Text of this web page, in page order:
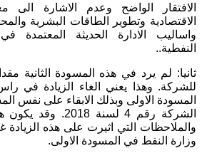
الافتقار الواضح وعدم الاشارة الى
الاقتصادية وتطوير الطاقات البشرية
واساليب الادارة الحديثة المعتمدة
النفطية..
ثانيا: لم يرد في هذه المسودة الثانية
للشركة. وهذا يعني الغاء الزيادة في
المسودة الاولى وبذلك الابقاء على نفس
الشركة رقم 4 لسنة
والملاحظات التي اثيرت على هذه الزيادة
وزارة النفط في المسودة الاولى.